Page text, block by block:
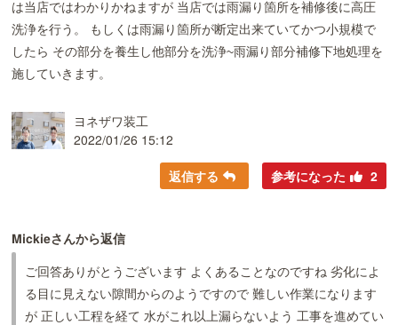
は当店ではわかりかねますが 当店では雨漏り箇所を補修後に高圧
洗浄を行う。 もしくは雨漏り箇所が断定出来ていてかつ小規模で
したら その部分を養生し他部分を洗浄~雨漏り部分補修下地処理を
施していきます。
ヨネザワ装工
2022/01/26 15:12
返信する 参考になった 2
Mickieさんから返信
ご回答ありがとうございます よくあることなのですね 劣化によ
る目に見えない隙間からのようですので 難しい作業になります
が 正しい工程を経て 水がこれ以上漏らないよう 工事を進めてい